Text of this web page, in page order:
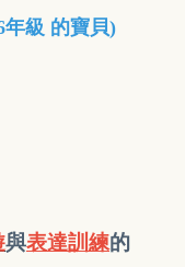
年級 的寶貝)
與表達訓練的